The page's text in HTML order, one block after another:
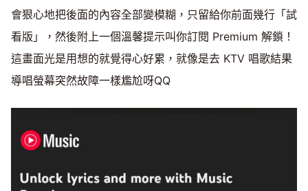
會狠心地把後面的內容全部變模糊，只留給你前面幾行「試
看版」，然後附上一個溫馨提示叫你訂閱 Premium 解鎖！
這畫面光是用想的就覺得心好累，就像是去 KTV 唱歌結果
導唱螢幕突然故障一樣尷尬呀QQ